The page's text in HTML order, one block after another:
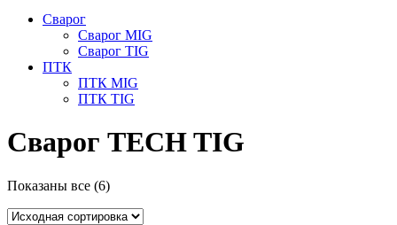
Сварог
Сварог MIG
Сварог TIG
ПТК
ПТК MIG
ПТК TIG
Сварог TECH TIG
Показаны все (6)